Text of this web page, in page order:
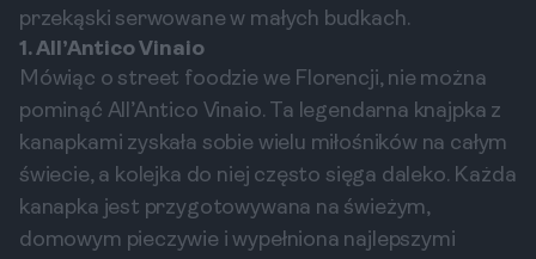
przekąski serwowane w małych budkach.
1. All’Antico Vinaio
Mówiąc o street foodzie we Florencji, nie można
pominąć All’Antico Vinaio. Ta legendarna knajpka z
kanapkami zyskała sobie wielu miłośników na całym
świecie, a kolejka do niej często sięga daleko. Każda
kanapka jest przygotowywana na świeżym,
domowym pieczywie i wypełniona najlepszymi